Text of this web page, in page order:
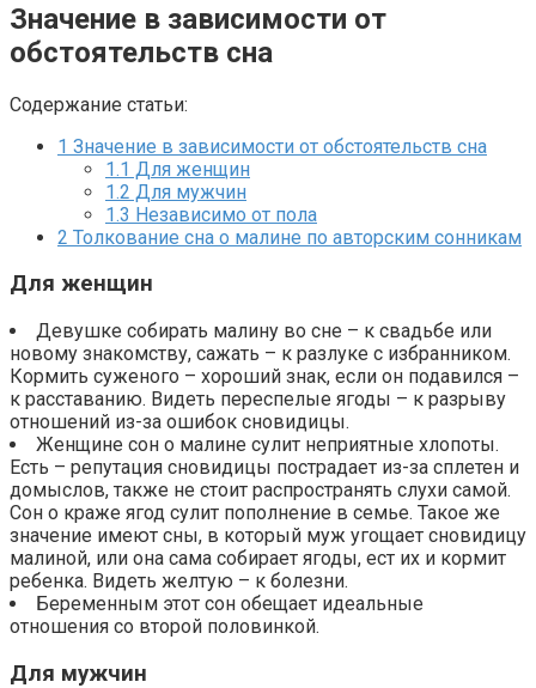
Значение в зависимости от
обстоятельств сна
Содержание статьи:
1 Значение в зависимости от обстоятельств сна
1.1 Для женщин
1.2 Для мужчин
1.3 Независимо от пола
2 Толкование сна о малине по авторским сонникам
Для женщин
Девушке собирать малину во сне – к свадьбе или
новому знакомству, сажать – к разлуке с избранником.
Кормить суженого – хороший знак, если он подавился –
к расставанию. Видеть переспелые ягоды – к разрыву
отношений из-за ошибок сновидицы.
Женщине сон о малине сулит неприятные хлопоты.
Есть – репутация сновидицы пострадает из-за сплетен и
домыслов, также не стоит распространять слухи самой.
Сон о краже ягод сулит пополнение в семье. Такое же
значение имеют сны, в который муж угощает сновидицу
малиной, или она сама собирает ягоды, ест их и кормит
ребенка. Видеть желтую – к болезни.
Беременным этот сон обещает идеальные
отношения со второй половинкой.
Для мужчин